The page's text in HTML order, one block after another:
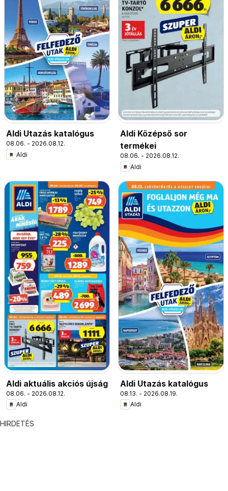
Aldi Utazás katalógus
08.06. - 2026.08.12.
Aldi
Aldi Középső sor
termékei
08.06. - 2026.08.12.
Aldi
Aldi aktuális akciós újság
08.06. - 2026.08.12.
Aldi
Aldi Utazás katalógus
08.13. - 2026.08.19.
Aldi
HIRDETÉS